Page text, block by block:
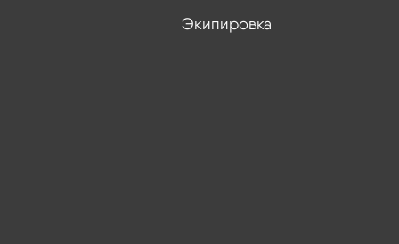
Экипировка